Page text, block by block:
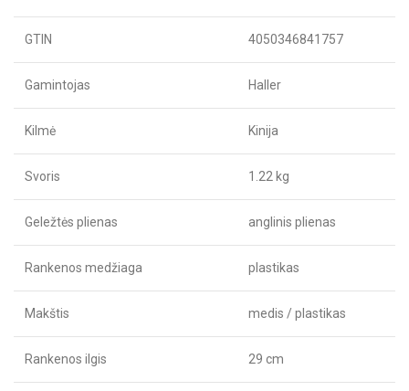
GTIN 4050346841757
Gamintojas Haller
Kilmė Kinija
Svoris 1.22 kg
Geležtės plienas anglinis plienas
Rankenos medžiaga plastikas
Makštis medis / plastikas
Rankenos ilgis 29 cm